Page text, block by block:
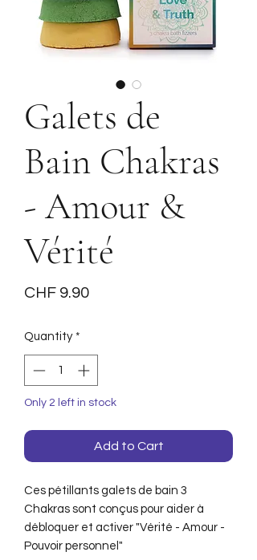
Galets de
Bain Chakras
- Amour &
Vérité
CHF 9.90Price
Quantity *
Only 2 left in stock
Add to Cart
Ces pétillants galets de bain 3
Chakras sont conçus pour aider à
débloquer et activer "Vérité - Amour -
Pouvoir personnel"